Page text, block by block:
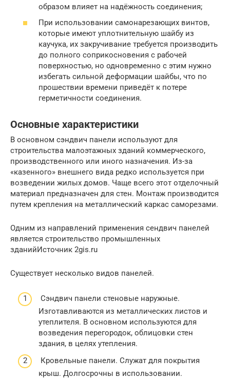
образом влияет на надёжность соединения;
При использовании самонарезающих винтов,
которые имеют уплотнительную шайбу из
каучука, их закручивание требуется производить
до полного соприкосновения с рабочей
поверхностью, но одновременно с этим нужно
избегать сильной деформации шайбы, что по
прошествии времени приведёт к потере
герметичности соединения.
Основные характеристики
В основном сэндвич панели используют для
строительства малоэтажных зданий коммерческого,
производственного или иного назначения. Из-за
«казенного» внешнего вида редко используется при
возведении жилых домов. Чаще всего этот отделочный
материал предназначен для стен. Монтаж производится
путем крепления на металлический каркас саморезами.
Одним из направлений применения сендвич панелей
является строительство промышленных
зданийИсточник 2gis.ru
Существует несколько видов панелей.
Сэндвич панели стеновые наружные.
Изготавливаются из металлических листов и
утеплителя. В основном используются для
возведения перегородок, облицовки стен
здания, в целях утепления.
Кровельные панели. Служат для покрытия
крыш. Долгосрочны в использовании.